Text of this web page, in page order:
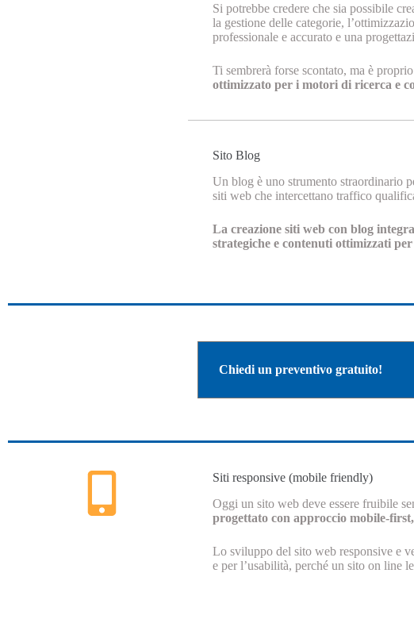
Si potrebbe credere che sia possibile
la gestione delle categorie,
professionale e accurato e una
Ti sembrerà forse scontato, ma è
ottimizzato per i motori di ricerca e
Sito Blog
Un blog è uno strumento straordinario
siti web che intercettano traffico
La creazione siti web con blog
strategiche e contenuti ottimizzati
Chiedi un preventivo gratuito!
Siti responsive (mobile friendly)
Oggi un sito web deve essere fruibile
progettato con approccio mobile-
Lo sviluppo del sito web responsive e
e per l’usabilità, perché un sito on line